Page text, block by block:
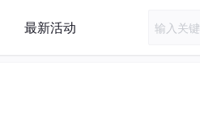
最新活动